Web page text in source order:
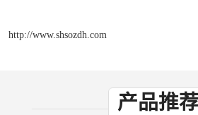
http://www.shsozdh.com
产品推